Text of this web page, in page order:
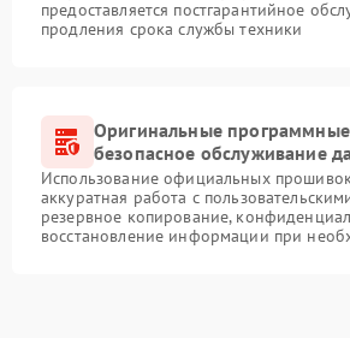
предоставляется постгарантийное
продления срока службы техники
Оригинальные
безопасное обслуживание
Использование официальных
аккуратная работа с
резервное копирование,
восстановление информации при